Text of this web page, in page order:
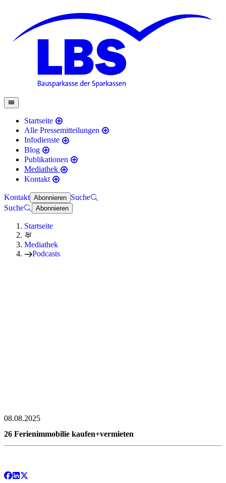
Startseite
Alle Pressemitteilungen
Infodienste
Blog
Publikationen
Mediathek
Kontakt
Kontakt Abonnieren Suche
Suche
Abonnieren
Startseite
Mediathek
Podcasts
08.08.2025
26 Ferienimmobilie kaufen+vermieten